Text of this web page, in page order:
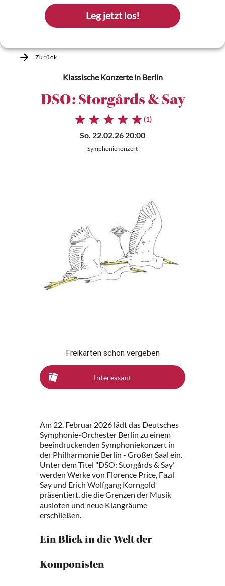
Leg jetzt los!
Zurück
Klassische Konzertein Berlin
DSO: Storgårds & Say
(1)
So. 22.02.26 20:00
Symphoniekonzert
Freikarten schon vergeben
Interessant
Am 22. Februar 2026 lädt das Deutsches
Symphonie-Orchester Berlin zu einem
beeindruckenden Symphoniekonzert in
der Philharmonie Berlin - Großer Saal ein.
Unter dem Titel "DSO: Storgårds & Say"
werden Werke von Florence Price, Fazıl
Say und Erich Wolfgang Korngold
präsentiert, die die Grenzen der Musik
ausloten und neue Klangräume
erschließen.
Ein Blick in die Welt der
Komponisten